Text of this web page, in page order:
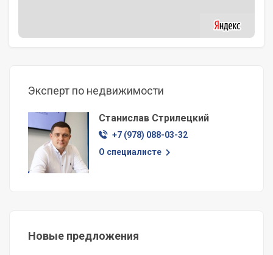
Эксперт по недвижимости
Станислав Стрилецкий
+7 (978) 088-03-32
О специалисте
Новые предложения